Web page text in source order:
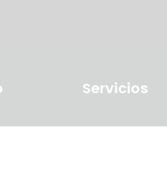
Servicios